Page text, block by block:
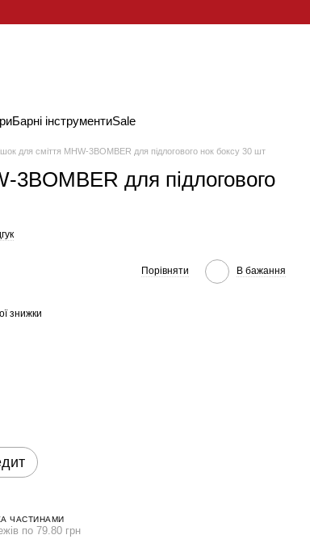
Барні інструментиSale
для сміття MHW-3BOMBER для підлогового нок боксу 30 шт
3BOMBER для підлогового
Порівняти В бажання
знижки
ЧАСТИНАМИ
по 79.80 грн